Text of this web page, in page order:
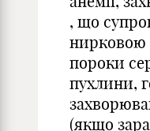
, що
нирковою
пороки
пухлини,
(якщо